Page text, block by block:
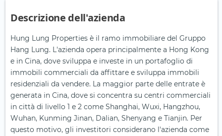
Descrizione dell'azienda
Hung Lung Properties è il ramo immobiliare del Gruppo
Hang Lung. L'azienda opera principalmente a Hong Kong
e in Cina, dove sviluppa e investe in un portafoglio di
immobili commerciali da affittare e sviluppa immobili
residenziali da vendere. La maggior parte delle entrate è
generata in Cina, dove si concentra su centri commerciali
in città di livello 1 e 2 come Shanghai, Wuxi, Hangzhou,
Wuhan, Kunming Jinan, Dalian, Shenyang e Tianjin. Per
questo motivo, gli investitori considerano l'azienda come